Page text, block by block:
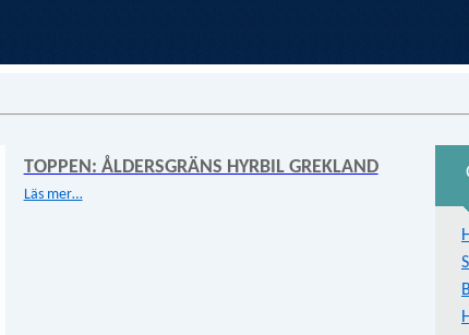
TOPPEN: ÅLDERSGRÄNS HYRBIL GREKLAND
Läs mer…